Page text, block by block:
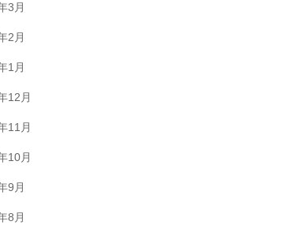
3月
2月
1月
12月
11月
10月
9月
8月